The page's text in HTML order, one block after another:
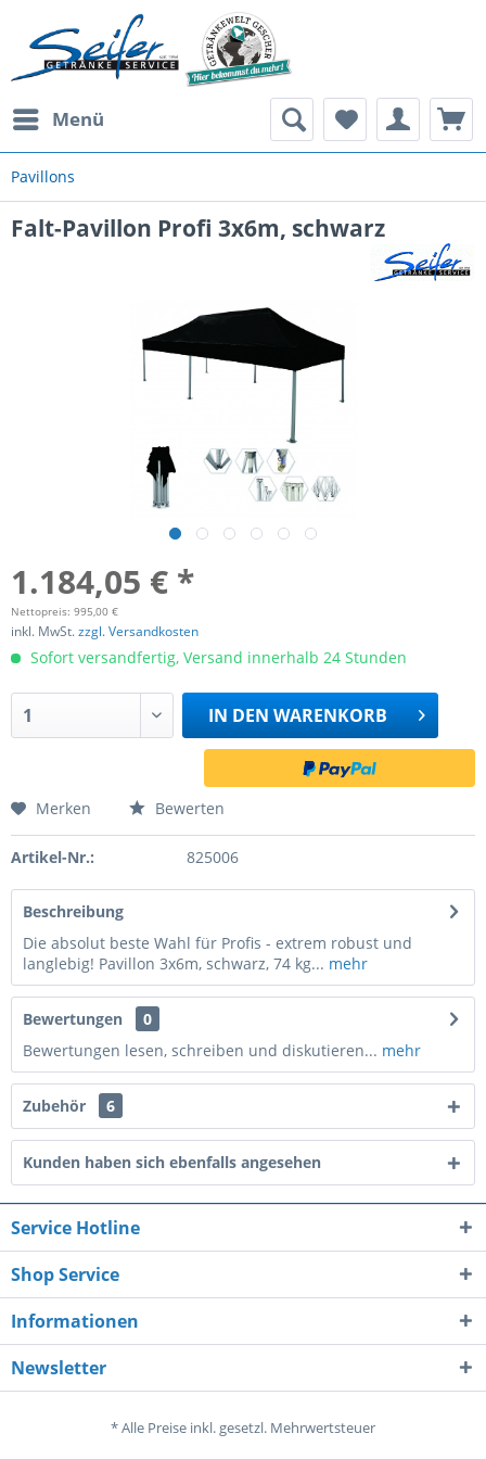
Menü
Pavillons
Falt-Pavillon Profi 3x6m, schwarz
1.184,05 € *
Nettopreis: 995,00 €
inkl. MwSt.zzgl. Versandkosten
Sofort versandfertig, Versand innerhalb 24 Stunden
IN DEN WARENKORB
Merken Bewerten
Artikel-Nr.: 825006
Beschreibung
Die absolut beste Wahl für Profis - extrem robust und
langlebig! Pavillon 3x6m, schwarz, 74 kg... mehr
Bewertungen
0
Bewertungen lesen, schreiben und diskutieren... mehr
Zubehör 6
Kunden haben sich ebenfalls angesehen
Service Hotline
Shop Service
Informationen
Newsletter
* Alle Preise inkl. gesetzl. Mehrwertsteuer